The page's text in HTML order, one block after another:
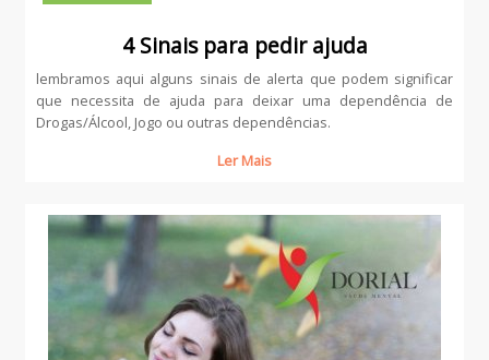
4 Sinais para pedir ajuda
lembramos aqui alguns sinais de alerta que podem significar
que necessita de ajuda para deixar uma dependência de
Drogas/Álcool, Jogo ou outras dependências.
Ler Mais